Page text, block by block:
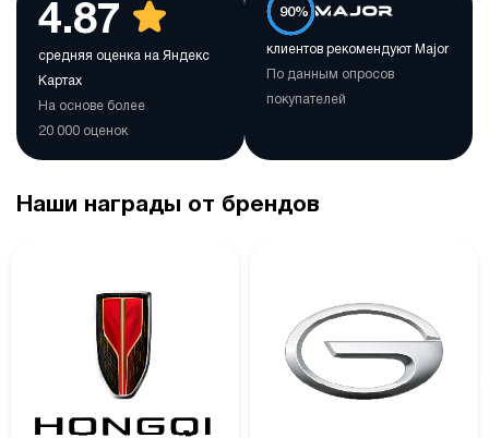
4.87
средняя оценка на Яндекс
Картах
На основе более
20 000 оценок
90%
клиентов рекомендуют Major
По данным опросов
покупателей
Наши награды от брендов